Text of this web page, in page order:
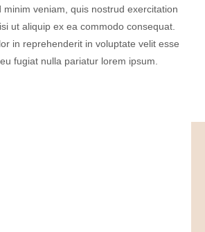
minim veniam, quis nostrud exercitation
ut aliquip ex ea commodo consequat.
in reprehenderit in voluptate velit esse
fugiat nulla pariatur lorem ipsum.